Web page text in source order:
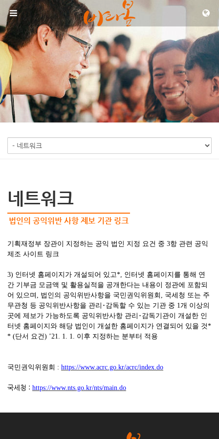
메뉴 건너뛰기
네트워크
법인의 공익위반 사항 제보 기관 링크
기획재정부 장관이 지정하는 공익 법인 지정 요건 중 3항 관련 공익
제조 사이트 링크
3) 인터넷 홈페이지가 개설되어 있고*, 인터넷 홈페이지를 통해 연
간 기부금 모금액 및 활용실적을 공개한다는 내용이 정관에 포함되
어 있으며 , 법인의 공익위반사항을 국민권익위원회 , 국세청 또는 주
무관청 등 공익위반사항을 관리 ･ 감독할 수 있는 기관 중 1개 이상의
곳에 제보가 가능하도록 공익위반사항 관리 ･ 감독기관이 개설한 인
터넷 홈페이지와 해당 법인이 개설한 홈페이지가 연결되어 있을 것*
* (단서 요건) ’21. 1. 1. 이후 지정하는 분부터 적용
국민권익위원회 : https://www.acrc.go.kr/acrc/index.do
국세청 : https://www.nts.go.kr/nts/main.do